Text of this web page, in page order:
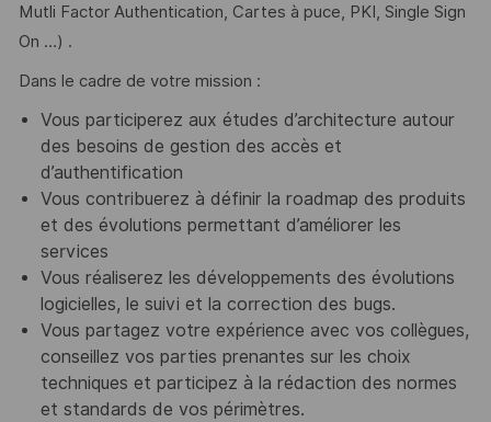
Mutli Factor Authentication, Cartes à puce, PKI, Single Sign
On …) .
Dans le cadre de votre mission :
Vous participerez aux études d’architecture autour
des besoins de gestion des accès et
d’authentification
Vous contribuerez à définir la roadmap des produits
et des évolutions permettant d’améliorer les
services
Vous réaliserez les développements des évolutions
logicielles, le suivi et la correction des bugs.
Vous partagez votre expérience avec vos collègues,
conseillez vos parties prenantes sur les choix
techniques et participez à la rédaction des normes
et standards de vos périmètres.